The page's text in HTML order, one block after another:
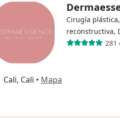
Cirugía
reconstructiva,
281
Cali, Cali • Mapa